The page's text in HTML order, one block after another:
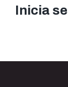
Inicia